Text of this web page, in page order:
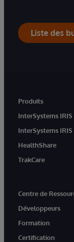
Liste des
Produits
InterSystems IRIS
InterSystems
HealthShare
TrakCare
Centre de
Développeurs
Formation
Certification